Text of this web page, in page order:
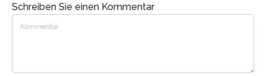
Schreiben Sie einen Kommentar